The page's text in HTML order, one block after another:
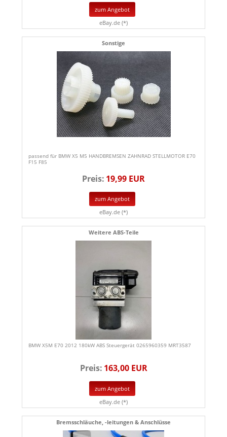
zum Angebot
eBay.de (*)
Sonstige
passend für BMW X5 M5 HANDBREMSEN ZAHNRAD STELLMOTOR E70
F15 F85
Preis: 19,99 EUR
zum Angebot
eBay.de (*)
Weitere ABS-Teile
BMW X5M E70 2012 180kW ABS Steuergerät 0265960359 MRT3587
Preis: 163,00 EUR
zum Angebot
eBay.de (*)
Bremsschläuche, -leitungen & Anschlüsse